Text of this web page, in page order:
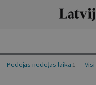
Pēdējās nedēļas laikā 1 Visi